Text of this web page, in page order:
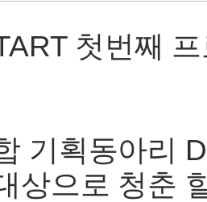
첫번째
기획동아리
상으로 청춘